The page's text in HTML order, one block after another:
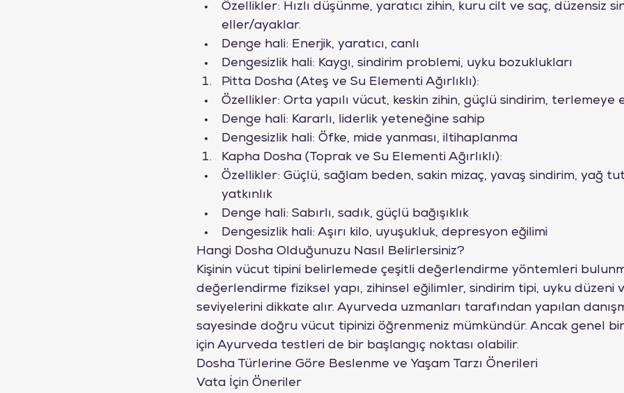
Özellikler: Hızlı düşünme, yaratıcı zihin, kuru cilt ve saç, düzensiz
eller/ayaklar.
Denge hali: Enerjik, yaratıcı, canlı
Dengesizlik hali: Kaygı, sindirim problemi, uyku bozuklukları
Pitta Dosha (Ateş ve Su Elementi Ağırlıklı):
Özellikler: Orta yapılı vücut, keskin zihin, güçlü sindirim, terlemeye
Denge hali: Kararlı, liderlik yeteneğine sahip
Dengesizlik hali: Öfke, mide yanması, iltihaplanma
Kapha Dosha (Toprak ve Su Elementi Ağırlıklı):
Özellikler: Güçlü, sağlam beden, sakin mizaç, yavaş sindirim, yağ
yatkınlık
Denge hali: Sabırlı, sadık, güçlü bağışıklık
Dengesizlik hali: Aşırı kilo, uyuşukluk, depresyon eğilimi
Hangi Dosha Olduğunuzu Nasıl Belirlersiniz?
Kişinin vücut tipini belirlemede çeşitli değerlendirme yöntemleri
değerlendirme fiziksel yapı, zihinsel eğilimler, sindirim tipi, uyku düzeni
seviyelerini dikkate alır. Ayurveda uzmanları tarafından yapılan
sayesinde doğru vücut tipinizi öğrenmeniz mümkündür. Ancak genel
için Ayurveda testleri de bir başlangıç noktası olabilir.
Dosha Türlerine Göre Beslenme ve Yaşam Tarzı Önerileri
Vata İçin Öneriler